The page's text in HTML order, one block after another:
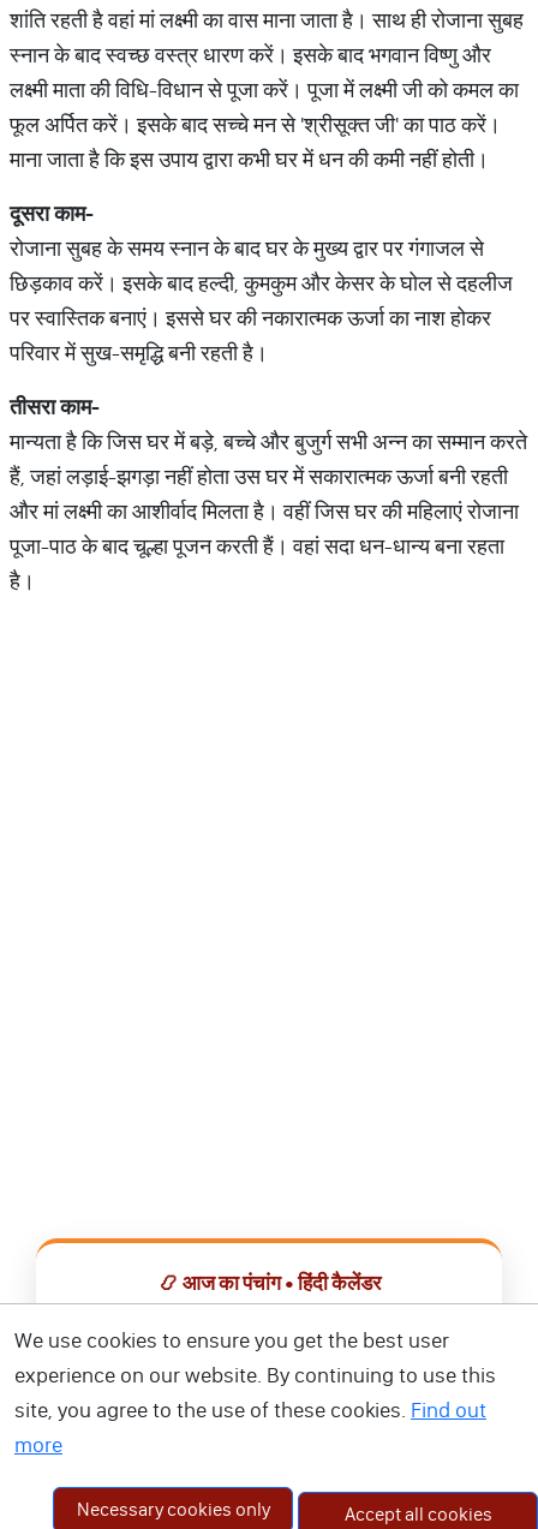
शांति रहती है वहां मां लक्ष्मी का वास माना जाता है। साथ ही रोजाना सुबह
स्नान के बाद स्वच्छ वस्त्र धारण करें। इसके बाद भगवान विष्णु और
लक्ष्मी माता की विधि-विधान से पूजा करें। पूजा में लक्ष्मी जी को कमल का
फूल अर्पित करें। इसके बाद सच्चे मन से 'श्रीसूक्त जी' का पाठ करें।
माना जाता है कि इस उपाय द्वारा कभी घर में धन की कमी नहीं होती।
दूसरा काम-
रोजाना सुबह के समय स्नान के बाद घर के मुख्य द्वार पर गंगाजल से
छिड़काव करें। इसके बाद हल्दी, कुमकुम और केसर के घोल से दहलीज
पर स्वास्तिक बनाएं। इससे घर की नकारात्मक ऊर्जा का नाश होकर
परिवार में सुख-समृद्धि बनी रहती है।
तीसरा काम-
मान्यता है कि जिस घर में बड़े, बच्चे और बुजुर्ग सभी अन्न का सम्मान करते
हैं, जहां लड़ाई-झगड़ा नहीं होता उस घर में सकारात्मक ऊर्जा बनी रहती
और मां लक्ष्मी का आशीर्वाद मिलता है। वहीं जिस घर की महिलाएं रोजाना
पूजा-पाठ के बाद चूल्हा पूजन करती हैं। वहां सदा धन-धान्य बना रहता
है।
📿 आज का पंचांग • हिंदी कैलेंडर
📅 हिंदी कैलेंडर ऐप डाउनलोड करें
We use cookies to ensure you get the best user
experience on our website. By continuing to use this
site, you agree to the use of these cookies. Find out
more
Necessary cookies only Accept all cookies